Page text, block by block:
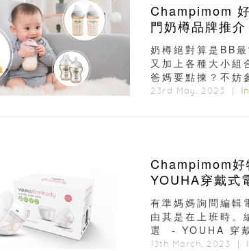
Champimom
門奶樽品牌推介
奶樽絕對算是BB
又加上各種大小組
爸媽要點揀？不妨
23rd May, 2023 ｜ In
Champimom好
YOUHA穿戴式
有準媽媽詢問編輯
由其是在上班時
選 - YOUHA 穿戴
3...
13th March, 2023 ｜